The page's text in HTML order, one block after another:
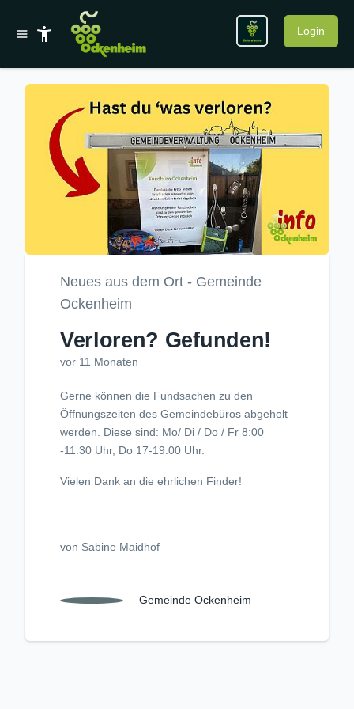
Login
Neues aus dem Ort - Gemeinde
Ockenheim
Verloren? Gefunden!
vor 11 Monaten
Gerne können die Fundsachen zu den
Öffnungszeiten des Gemeindebüros abgeholt
werden. Diese sind: Mo/ Di / Do / Fr 8:00
-11:30 Uhr, Do 17-19:00 Uhr.
Vielen Dank an die ehrlichen Finder!
von Sabine Maidhof
Gemeinde Ockenheim